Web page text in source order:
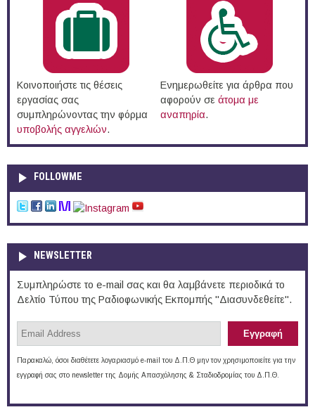
Κοινοποιήστε τις θέσεις
εργασίας σας
συμπληρώνοντας την φόρμα
υποβολής αγγελιών.
Ενημερωθείτε για άρθρα που
αφορούν σε άτομα με
αναπηρία.
FOLLOWME
NEWSLETTER
Συμπληρώστε το e-mail σας και θα λαμβάνετε περιοδικά το
Δελτίο Τύπου της Ραδιοφωνικής Εκπομπής "Διασυνδεθείτε".
Παρακαλώ, όσοι διαθέτετε λογαριασμό e-mail του Δ.Π.Θ μην τον χρησιμοποιείτε για την
εγγραφή σας στο newsletter της Δομής Απασχόλησης & Σταδιοδρομίας του Δ.Π.Θ.